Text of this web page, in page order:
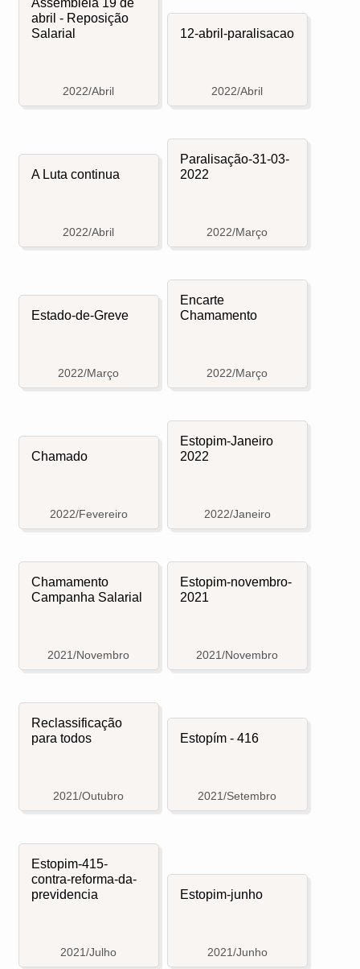
Assembleia 19 de
abril - Reposição
Salarial
2022/Abril
12-abril-paralisacao
2022/Abril
A Luta continua
2022/Abril
Paralisação-31-03-
2022
2022/Março
Estado-de-Greve
2022/Março
Encarte
Chamamento
2022/Março
Chamado
2022/Fevereiro
Estopim-Janeiro
2022
2022/Janeiro
Chamamento
Campanha Salarial
2021/Novembro
Estopim-novembro-
2021
2021/Novembro
Reclassificação
para todos
2021/Outubro
Estopím - 416
2021/Setembro
Estopim-415-
contra-reforma-da-
previdencia
2021/Julho
Estopim-junho
2021/Junho